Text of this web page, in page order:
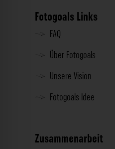
Fotogoals Links
FAQ
Über Fotogoals
Unsere Vision
Fotogoals Idee
Zusammenarbeit